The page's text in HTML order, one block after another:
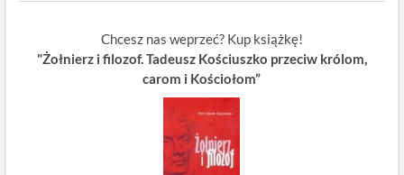
Chcesz nas weprzeć? Kup książkę!
"Żołnierz i filozof. Tadeusz Kościuszko przeciw królom,
carom i Kościołom”